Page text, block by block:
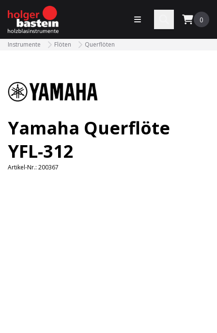
bastein
Menü öffnen 0
Instrumente Flöten Querflöten
Yamaha Querflöte
YFL-312
Artikel-Nr.: 200367